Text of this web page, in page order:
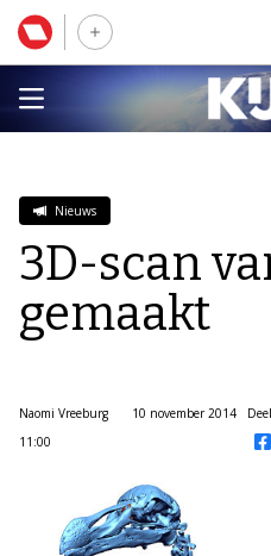
Nieuws
3D-scan
gemaakt
Naomi Vreeburg
10 november 2014
11:00